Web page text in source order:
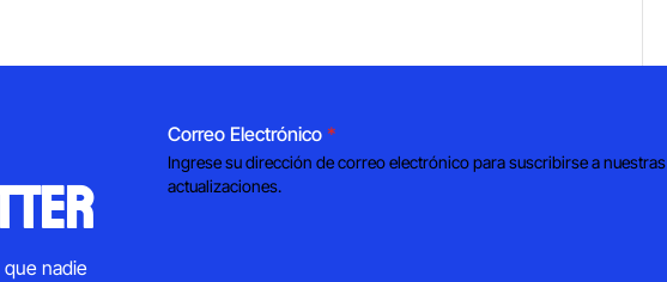
nadie
Correo Electrónico *
Ingrese su dirección de correo electrónico para suscribirse a nuestras
actualizaciones.